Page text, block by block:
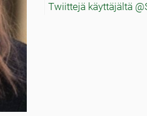
Twiittejä käyttäjältä